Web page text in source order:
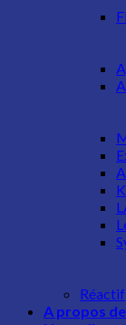
Réactif
A propos